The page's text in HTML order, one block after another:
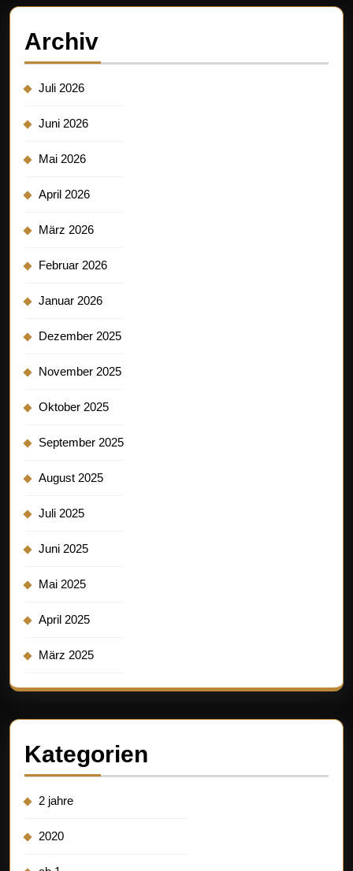
Archiv
Juli 2026
Juni 2026
Mai 2026
April 2026
März 2026
Februar 2026
Januar 2026
Dezember 2025
November 2025
Oktober 2025
September 2025
August 2025
Juli 2025
Juni 2025
Mai 2025
April 2025
März 2025
Kategorien
2 jahre
2020